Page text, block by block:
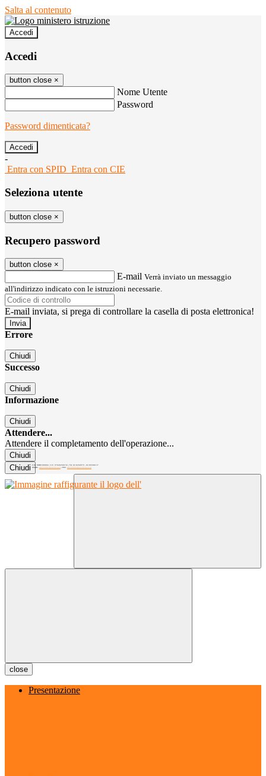
Salta al contenuto
Accedi
Accedi
button close ×
Nome Utente
Password
Password dimenticata?
-
Entra con SPID Entra con CIE
Seleziona utente
button close ×
Recupero password
button close ×
E-mail Verrà inviato un messaggio
all'indirizzo indicato con le istruzioni necessarie.
E-mail inviata, si prega di controllare la casella di posta elettronica!
Errore
Chiudi
Successo
Chiudi
Informazione
Chiudi
Attendere...
Attendere il completamento dell'operazione...
Chiudi
Chiudi
C.M. MIRC300004 | C.F. 97040260156 | Tel. 02.8260979 - 02.89300137
EMAIL: mirc300004@istruzione.it | PEC: mirc300004@pec.istruzione.it
close
Presentazione